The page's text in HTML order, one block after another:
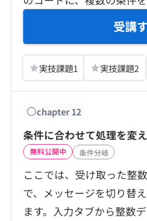
受講
実技課題1 実技課題2
chapter12
条件に合わせて処理を変え
無料公開中 条件分岐
ここでは、受け取った整
で、メッセージを切り替
ます。入力タブから整数